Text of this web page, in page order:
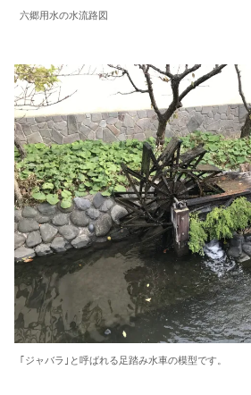
六郷用水の水流路図
｢ジャバラ｣と呼ばれる足踏み水車の模型です。